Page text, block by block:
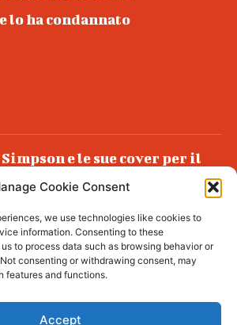
Cookie Consent
we use technologies like cookies to
information. Consenting to these
to process data such as browsing behavior or
consenting or withdrawing consent, may
features and functions.
Accept
lo ha condannato
e le sue cover per il
lo ha condannato